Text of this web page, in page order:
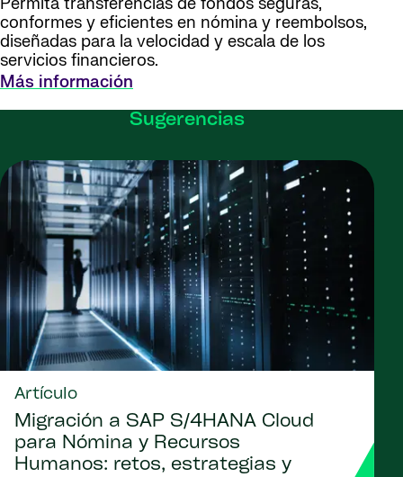
conformes y eficientes en nómina y reembolsos,
diseñadas para la velocidad y escala de los
servicios financieros.
Más información
Sugerencias
Artículo
Migración a SAP S/4HANA Cloud
para Nómina y Recursos
Humanos: retos, estrategias y